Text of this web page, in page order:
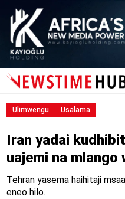
Ulimwengu Usalama
Iran yadai
uajemi na mlango
Tehran yasema haihitaji
eneo hilo.